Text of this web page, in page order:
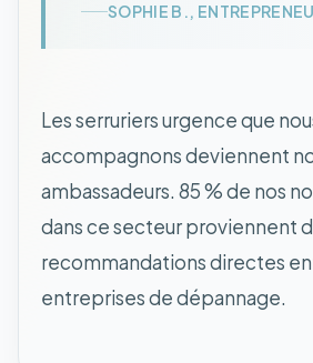
SOPHIE B.,
Les serruriers urgence que
accompagnons deviennent
ambassadeurs. 85 % de nos
dans ce secteur proviennent
recommandations directes
entreprises de dépannage.